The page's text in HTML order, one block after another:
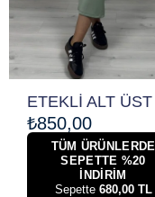
₺850,00
TÜM ÜRÜNLERDE
SEPETTE %20
İNDİRİM
Sepette 680,00 TL